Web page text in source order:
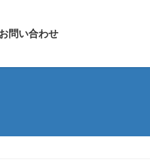
お問い合わせ